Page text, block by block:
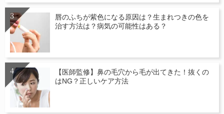
唇のふちが紫色になる原因は？生まれつきの色を
治す方法は？病気の可能性はある？
【医師監修】鼻の毛穴から毛が出てきた！抜くの
はNG？正しいケア方法